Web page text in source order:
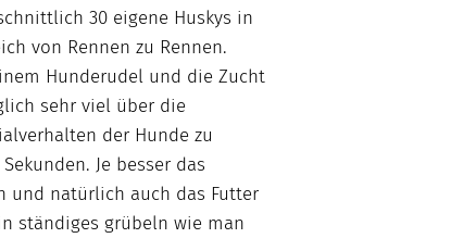
30 eigene Huskys in
von Rennen zu Rennen.
Hunderudel und die Zucht
sehr viel über die
der Hunde zu
Je besser das
und natürlich auch das Futter
ständiges grübeln wie man